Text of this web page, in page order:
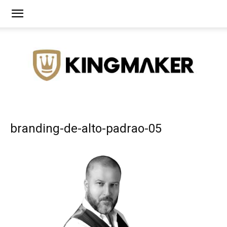
Agência
de
Branding
branding-de-alto-padrao-05